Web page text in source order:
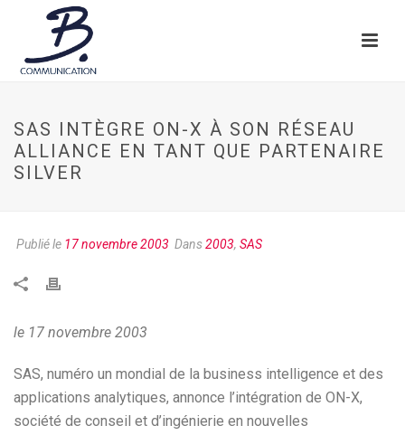
SAS INTÈGRE ON-X À SON RÉSEAU
ALLIANCE EN TANT QUE PARTENAIRE
SILVER
Publié le 17 novembre 2003 Dans2003, SAS
le 17 novembre 2003
SAS, numéro un mondial de la business intelligence et des
applications analytiques, annonce l’intégration de ON-X,
société de conseil et d’ingénierie en nouvelles